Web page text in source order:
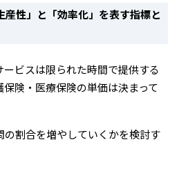
性」と「効率化」を表す指標と
ビスは限られた時間で提供する
険・医療保険の単価は決まって
の割合を増やしていくかを検討す